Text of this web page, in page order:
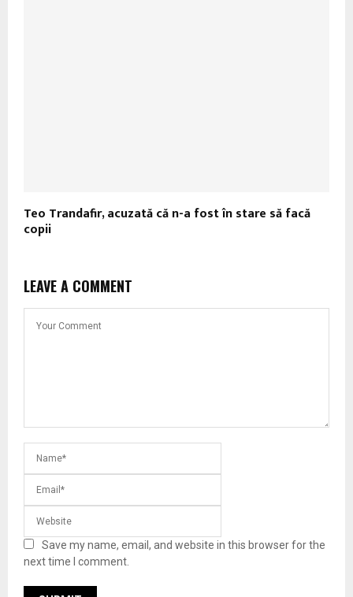
Teo Trandafir, acuzată că n-a fost în stare să facă
copii
LEAVE A COMMENT
Save my name, email, and website in this browser for the
next time I comment.